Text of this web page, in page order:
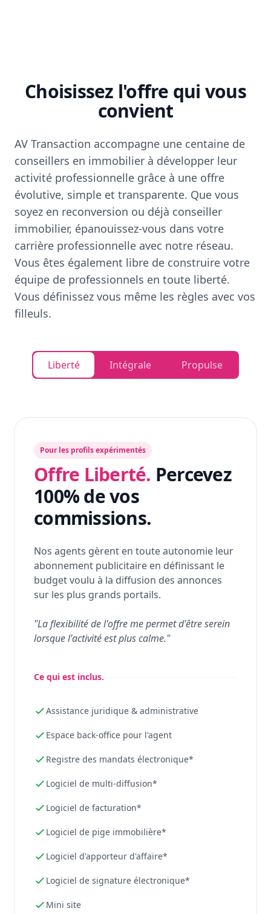
Choisissez l'offre qui vous
convient
AV Transaction accompagne une centaine de
conseillers en immobilier à développer leur
activité professionnelle grâce à une offre
évolutive, simple et transparente. Que vous
soyez en reconversion ou déjà conseiller
immobilier, épanouissez-vous dans votre
carrière professionnelle avec notre réseau.
Vous êtes également libre de construire votre
équipe de professionnels en toute liberté.
Vous définissez vous même les règles avec vos
filleuls.
Liberté Intégrale Propulse
Pour les profils expérimentés
Offre Liberté. Percevez
100% de vos
commissions.
Nos agents gèrent en toute autonomie leur
abonnement publicitaire en définissant le
budget voulu à la diffusion des annonces
sur les plus grands portails.
"La flexibilité de l'offre me permet d'être serein
lorsque l'activité est plus calme."
Ce qui est inclus.
Assistance juridique & administrative
Espace back-office pour l'agent
Registre des mandats électronique*
Logiciel de multi-diffusion*
Logiciel de facturation*
Logiciel de pige immobilière*
Logiciel d'apporteur d'affaire*
Logiciel de signature électronique*
Mini site